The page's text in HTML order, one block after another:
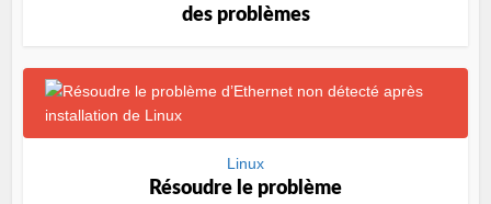
des problèmes
Linux
Résoudre le problème